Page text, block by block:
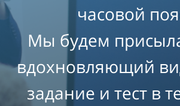
часовой
Мы будем
вдохновляющий
задание и тест в